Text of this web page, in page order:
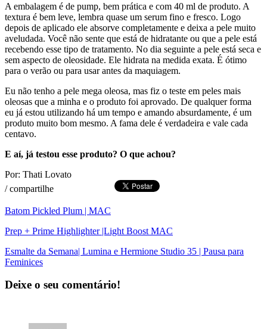
A embalagem é de pump, bem prática e com 40 ml de produto. A
textura é bem leve, lembra quase um serum fino e fresco. Logo
depois de aplicado ele absorve completamente e deixa a pele muito
aveludada. Você não sente que está de hidratante ou que a pele está
recebendo esse tipo de tratamento. No dia seguinte a pele está seca e
sem aspecto de oleosidade. Ele hidrata na medida exata. É ótimo
para o verão ou para usar antes da maquiagem.
Eu não tenho a pele mega oleosa, mas fiz o teste em peles mais
oleosas que a minha e o produto foi aprovado. De qualquer forma
eu já estou utilizando há um tempo e amando absurdamente, é um
produto muito bom mesmo. A fama dele é verdadeira e vale cada
centavo.
E aí, já testou esse produto? O que achou?
Por: Thati Lovato
/compartilhe
Batom Pickled Plum | MAC
Prep + Prime Highlighter |Light Boost MAC
Esmalte da Semana| Lumina e Hermione Studio 35 | Pausa para
Feminices
Deixe o seu comentário!